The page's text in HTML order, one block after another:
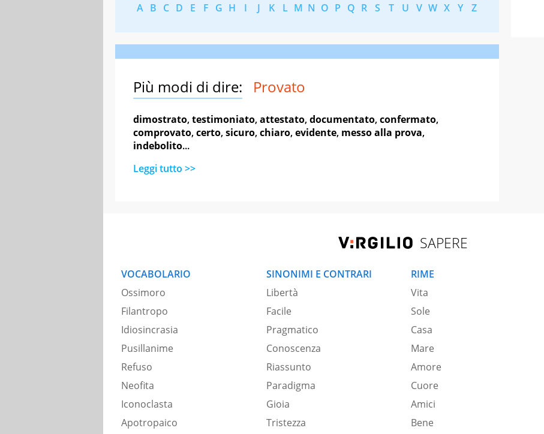
A B C D E F G H I J K L M N O P Q R S T U V W X Y Z
Più modi di dire: Provato
dimostrato,testimoniato,attestato,documentato,confermato,
comprovato,certo,sicuro,chiaro,evidente, messo alla prova,
indebolito...
Leggi tutto >>
SAPERE
VOCABOLARIO
Ossimoro
Filantropo
Idiosincrasia
Pusillanime
Refuso
Neofita
Iconoclasta
Apotropaico
SINONIMI E CONTRARI
Libertà
Facile
Pragmatico
Conoscenza
Riassunto
Paradigma
Gioia
Tristezza
RIME
Vita
Sole
Casa
Mare
Amore
Cuore
Amici
Bene